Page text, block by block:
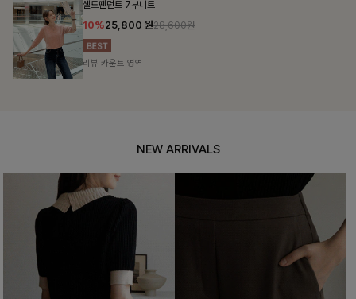
셀드펜던트 7부니트
10%25,800 원28,600원
리뷰 카운트 영역
NEW ARRIVALS